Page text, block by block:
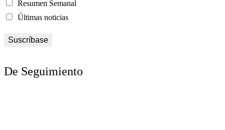
Resumen Semanal
Últimas noticias
De Seguimiento